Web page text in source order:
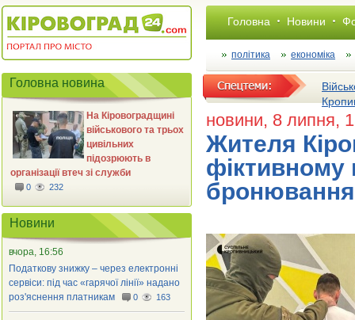
Головна Новини
політика економіка
новини, 8 липня,
Жителя
фіктивному
бронювання
Головна новина
На Кіровоградщині
військового та трьох
цивільних
підозрюють в
організації втеч зі служби
0 232
Новини
вчора, 16:56
Податкову знижку – через електронні
сервіси: під час «гарячої лінії» надано
роз'яснення платникам
0 163